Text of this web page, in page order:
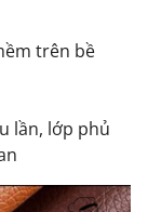
trên bề
lần, lớp phủ